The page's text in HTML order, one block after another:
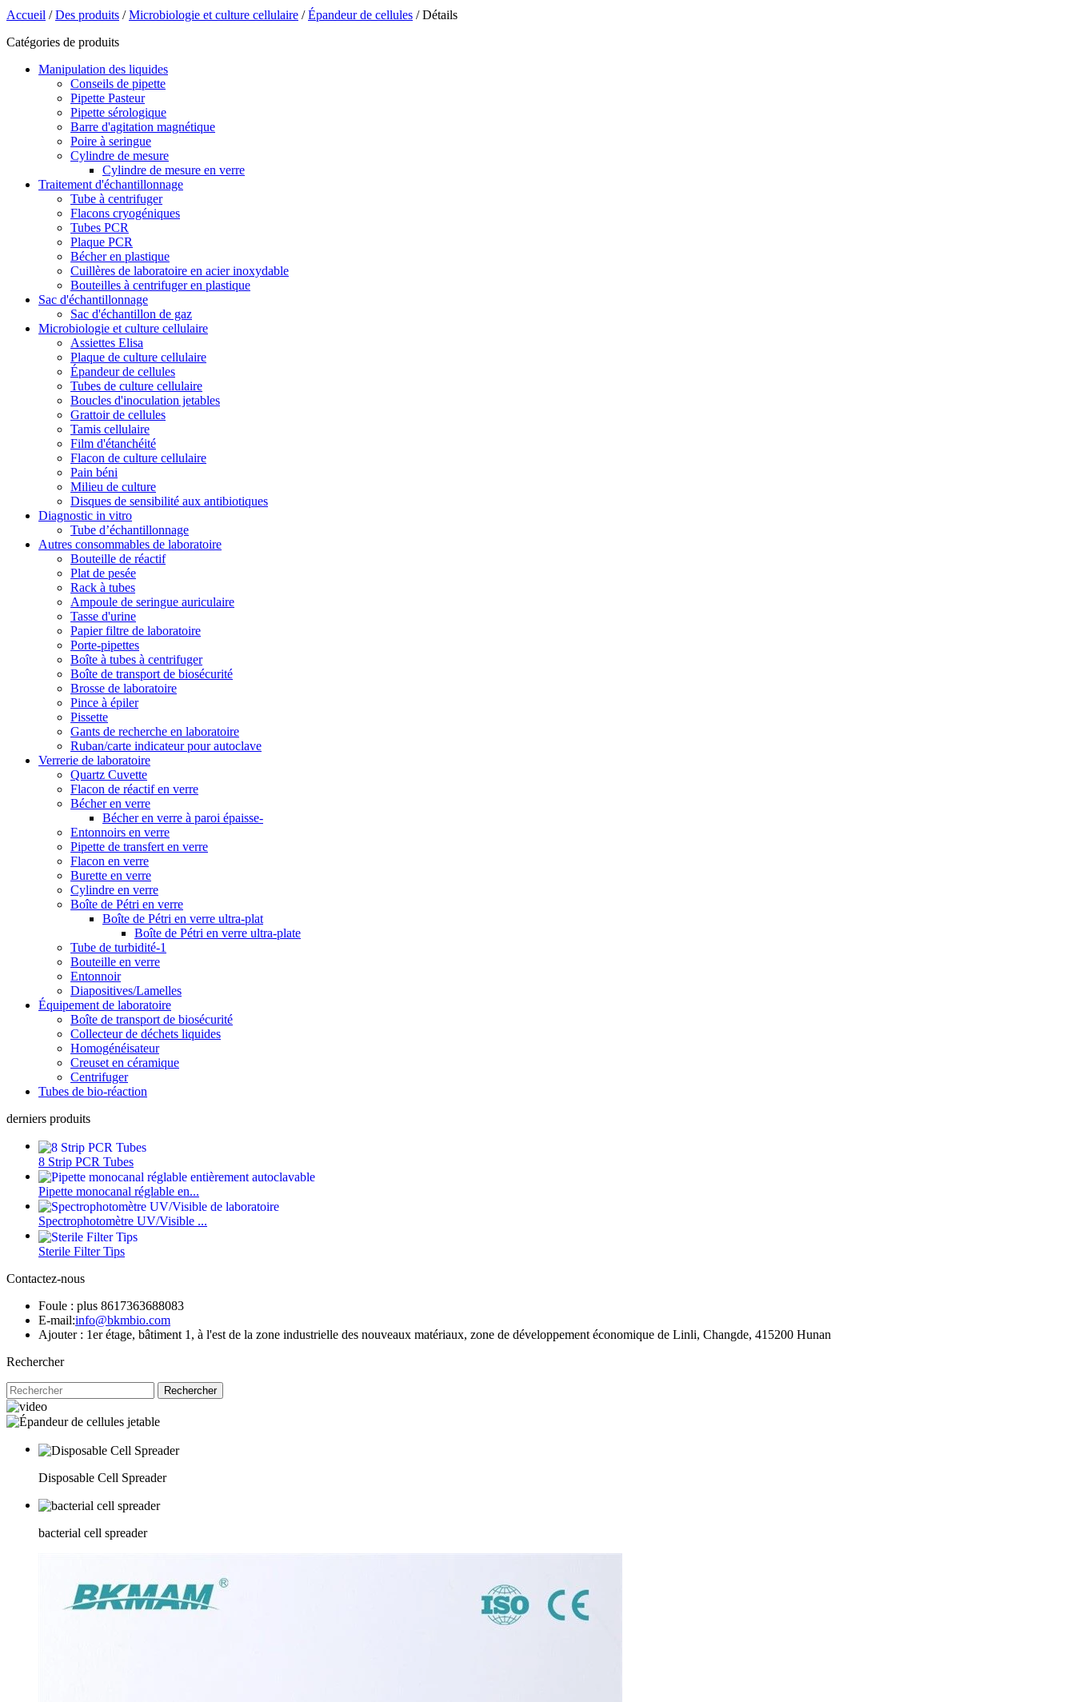
Accueil /Des produits /Microbiologie et culture cellulaire /Épandeur de cellules / Détails
Catégories de produits
Manipulation des liquides
Conseils de pipette
Pipette Pasteur
Pipette sérologique
Barre d'agitation magnétique
Poire à seringue
Cylindre de mesure
Cylindre de mesure en verre
Traitement d'échantillonnage
Tube à centrifuger
Flacons cryogéniques
Tubes PCR
Plaque PCR
Bécher en plastique
Cuillères de laboratoire en acier inoxydable
Bouteilles à centrifuger en plastique
Sac d'échantillonnage
Sac d'échantillon de gaz
Microbiologie et culture cellulaire
Assiettes Elisa
Plaque de culture cellulaire
Épandeur de cellules
Tubes de culture cellulaire
Boucles d'inoculation jetables
Grattoir de cellules
Tamis cellulaire
Film d'étanchéité
Flacon de culture cellulaire
Pain béni
Milieu de culture
Disques de sensibilité aux antibiotiques
Diagnostic in vitro
Tube d’échantillonnage
Autres consommables de laboratoire
Bouteille de réactif
Plat de pesée
Rack à tubes
Ampoule de seringue auriculaire
Tasse d'urine
Papier filtre de laboratoire
Porte-pipettes
Boîte à tubes à centrifuger
Boîte de transport de biosécurité
Brosse de laboratoire
Pince à épiler
Pissette
Gants de recherche en laboratoire
Ruban/carte indicateur pour autoclave
Verrerie de laboratoire
Quartz Cuvette
Flacon de réactif en verre
Bécher en verre
Bécher en verre à paroi épaisse-
Entonnoirs en verre
Pipette de transfert en verre
Flacon en verre
Burette en verre
Cylindre en verre
Boîte de Pétri en verre
Boîte de Pétri en verre ultra-plat
Boîte de Pétri en verre ultra-plate
Tube de turbidité-1
Bouteille en verre
Entonnoir
Diapositives/Lamelles
Équipement de laboratoire
Boîte de transport de biosécurité
Collecteur de déchets liquides
Homogénéisateur
Creuset en céramique
Centrifuger
Tubes de bio-réaction
derniers produits
8 Strip PCR Tubes
Pipette monocanal réglable en...
Spectrophotomètre UV/Visible ...
Sterile Filter Tips
Contactez-nous
Foule : plus 8617363688083
E-mail:info@bkmbio.com
Ajouter : 1er étage, bâtiment 1, à l'est de la zone industrielle des nouveaux matériaux, zone de développement économique de Linli, Changde, 415200 Hunan
Rechercher
Rechercher
Disposable Cell Spreader
bacterial cell spreader